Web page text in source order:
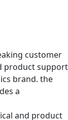
customer
product support
brand. the
a
and product